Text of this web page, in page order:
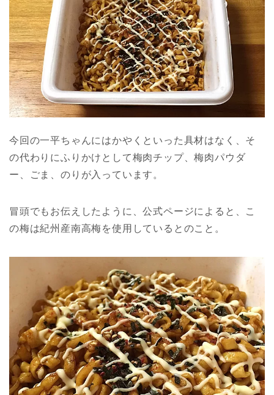
今回の一平ちゃんにはかやくといった具材はなく、そ
の代わりにふりかけとして梅肉チップ、梅肉パウダ
ー、ごま、のりが入っています。
冒頭でもお伝えしたように、公式ページによると、こ
の梅は紀州産南高梅を使用しているとのこと。